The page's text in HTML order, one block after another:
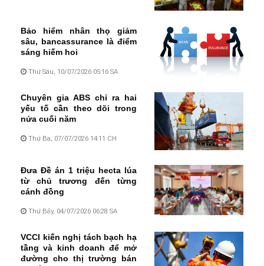
Bảo hiểm nhân thọ giảm
sâu, bancassurance là điểm
sáng hiếm hoi
Thứ Sáu, 10/07/2026 05:16 SA
Chuyên gia ABS chỉ ra hai
yếu tố cần theo dõi trong
nửa cuối năm
Thứ Ba, 07/07/2026 14:11 CH
Đưa Đề án 1 triệu hecta lúa
từ chủ trương đến từng
cánh đồng
Thứ Bảy, 04/07/2026 06:28 SA
VCCI kiến nghị tách bạch hạ
tầng và kinh doanh để mở
đường cho thị trường bán